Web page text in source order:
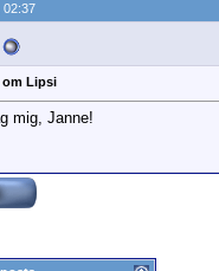
02:37
om Lipsi
mig, Janne!